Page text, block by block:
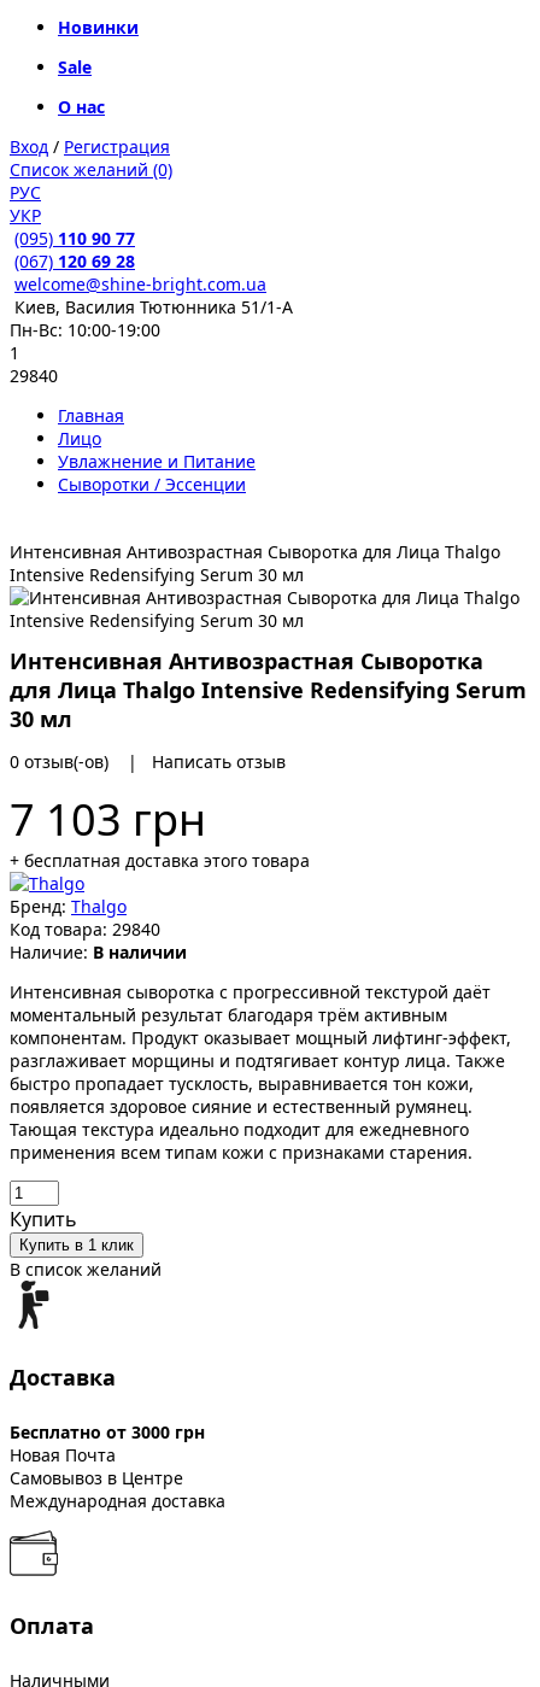
Новинки
Sale
О нас
Вход / Регистрация
Список желаний (0)
РУС
УКР
(095) 110 90 77
(067) 120 69 28
welcome@shine-bright.com.ua
Киев, Василия Тютюнника 51/1-А
Пн-Вс: 10:00-19:00
1
29840
Главная
Лицо
Увлажнение и Питание
Сыворотки / Эссенции
Интенсивная Антивозрастная Сыворотка для Лица Thalgo
Intensive Redensifying Serum 30 мл
Интенсивная Антивозрастная Сыворотка
для Лица Thalgo Intensive Redensifying Serum
30 мл
0 отзыв(-ов) | Написать отзыв
7 103 грн
+ бесплатная доставка этого товара
Бренд: Thalgo
Код товара: 29840
Наличие: В наличии
Интенсивная сыворотка с прогрессивной текстурой даёт
моментальный результат благодаря трём активным
компонентам. Продукт оказывает мощный лифтинг-эффект,
разглаживает морщины и подтягивает контур лица. Также
быстро пропадает тусклость, выравнивается тон кожи,
появляется здоровое сияние и естественный румянец.
Тающая текстура идеально подходит для ежедневного
применения всем типам кожи с признаками старения.
Купить
Купить в 1 клик
В список желаний
Доставка
Бесплатно от 3000 грн
Новая Почта
Самовывоз в Центре
Международная доставка
Оплата
Наличными